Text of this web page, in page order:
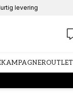
levering
KAMPAGNEROUTLET